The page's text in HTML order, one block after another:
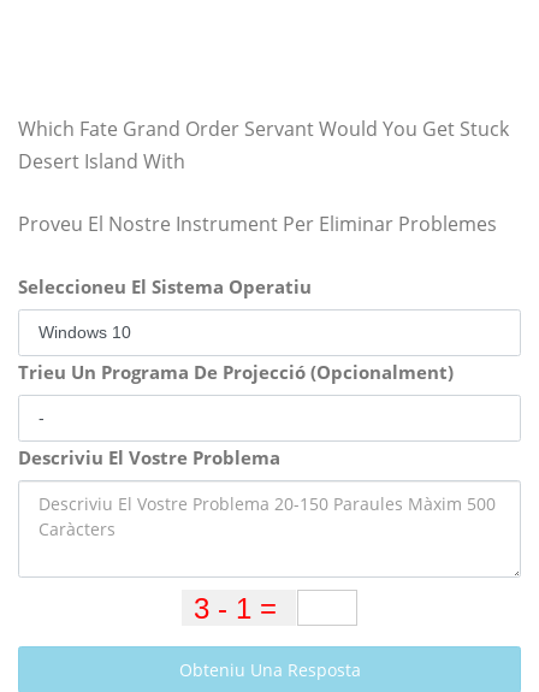
Which Fate Grand Order Servant Would You Get Stuck
Desert Island With
Proveu El Nostre Instrument Per Eliminar Problemes
Seleccioneu El Sistema Operatiu
Trieu Un Programa De Projecció (Opcionalment)
Descriviu El Vostre Problema
Obteniu Una Resposta